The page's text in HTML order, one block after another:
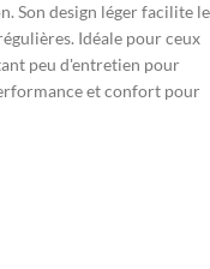
Son design léger facilite le
Idéale pour ceux
peu d'entretien pour
et confort pour